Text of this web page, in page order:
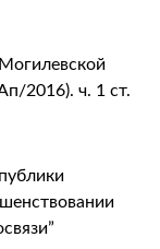
2016). ч. 1 ст.